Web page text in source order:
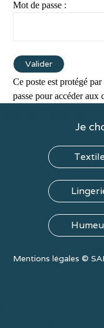
Mot de passe :
Ce poste est protégé
passe pour accéder aux
Je
Textile
Mentions légales ©